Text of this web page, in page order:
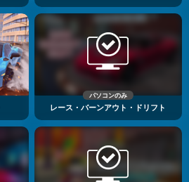
パソコンのみ
レース・バーンアウト・ドリフト